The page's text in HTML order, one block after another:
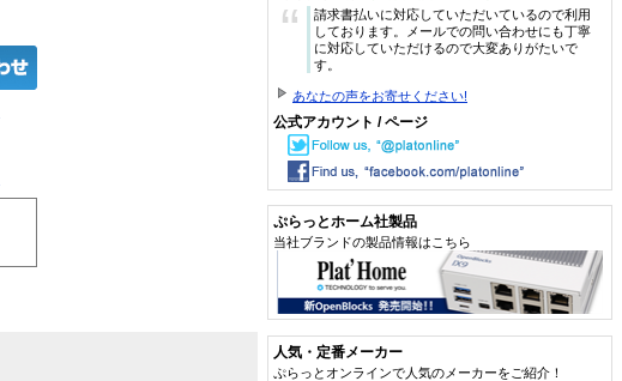
“
請求書払いに対応していただいているので利用
しております。メールでの問い合わせにも丁寧
に対応していただけるので大変ありがたいで
す。
あなたの声をお寄せください!
公式アカウント / ページ
ぷらっとホーム社製品
当社ブランドの製品情報はこちら
人気・定番メーカー
ぷらっとオンラインで人気のメーカーをご紹介！